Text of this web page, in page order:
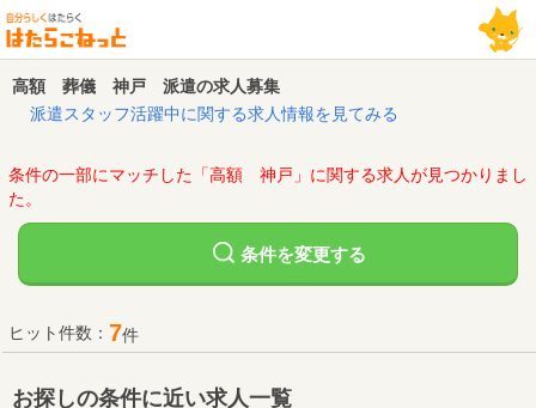
高額 葬儀 神戸 派遣の求人募集
派遣スタッフ活躍中に関する求人情報を見てみる
条件の一部にマッチした「高額 神戸」に関する求人が見つかりまし
た。
条件を変更する
ヒット件数： 7件
お探しの条件に近い求人一覧